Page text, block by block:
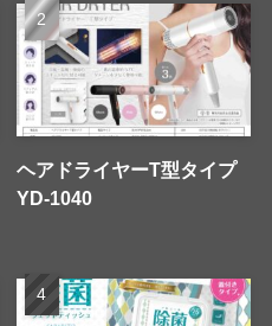
ヘアドライヤーT型タイプ
YD-1040